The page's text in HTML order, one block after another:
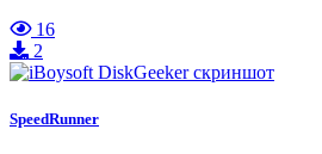
16
2
SpeedRunner